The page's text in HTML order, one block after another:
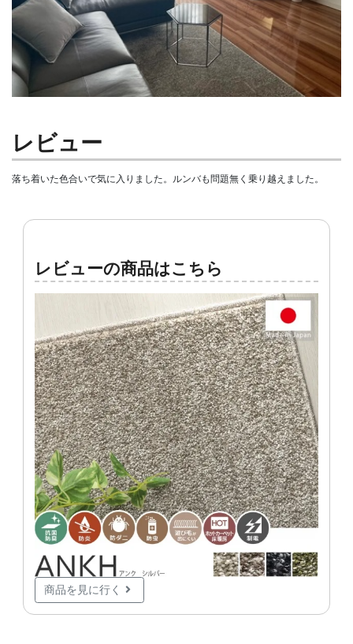
レビュー
落ち着いた色合いで気に入りました。ルンバも問題無く乗り越えました。
レビューの商品はこちら
商品を見に行く